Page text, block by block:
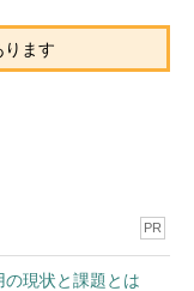
ます
PR
の現状と課題とは